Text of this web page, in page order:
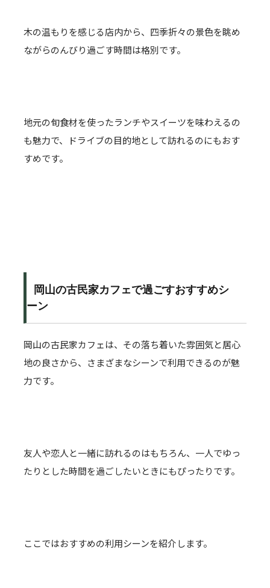
木の温もりを感じる店内から、四季折々の景色を眺め
ながらのんびり過ごす時間は格別です。
地元の旬食材を使ったランチやスイーツを味わえるの
も魅力で、ドライブの目的地として訪れるのにもおす
すめです。
岡山の古民家カフェで過ごすおすすめシ
ーン
岡山の古民家カフェは、その落ち着いた雰囲気と居心
地の良さから、さまざまなシーンで利用できるのが魅
力です。
友人や恋人と一緒に訪れるのはもちろん、一人でゆっ
たりとした時間を過ごしたいときにもぴったりです。
ここではおすすめの利用シーンを紹介します。